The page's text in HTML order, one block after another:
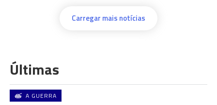
Carregar mais notícias
Últimas
A GUERRA